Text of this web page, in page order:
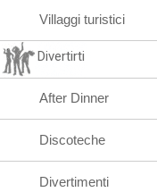
Villaggi turistici
Divertirti
After Dinner
Discoteche
Divertimenti